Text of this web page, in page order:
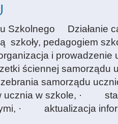
Szkolnego
szkoły, pedagogiem
i prowadzenie
ściennej samorządu
samorządu
ucznia w szkole, ·
· aktualizacja